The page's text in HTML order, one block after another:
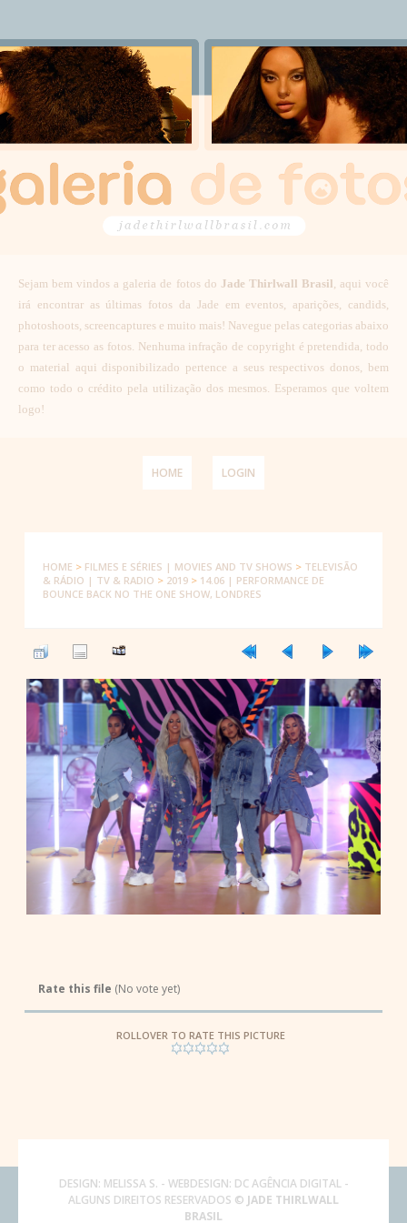
Sejam bem vindos a galeria de fotos do Jade Thirlwall Brasil, aqui você
irá encontrar as últimas fotos da Jade em eventos, aparições, candids,
photoshoots, screencaptures e muito mais! Navegue pelas categorias abaixo
para ter acesso as fotos. Nenhuma infração de copyright é pretendida, todo
o material aqui disponibilizado pertence a seus respectivos donos, bem
como todo o crédito pela utilização dos mesmos. Esperamos que voltem
logo!
HOME LOGIN
HOME > FILMES E SÉRIES | MOVIES AND TV SHOWS > TELEVISÃO
& RÁDIO | TV & RADIO > 2019 > 14.06 | PERFORMANCE DE
BOUNCE BACK NO THE ONE SHOW, LONDRES
Rate this file (No vote yet)
ROLLOVER TO RATE THIS PICTURE
DESIGN: MELISSA S. - WEBDESIGN: DC AGÊNCIA DIGITAL-
ALGUNS DIREITOS RESERVADOS © JADE THIRLWALL
BRASIL